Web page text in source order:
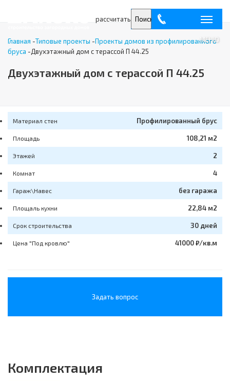
рассчитать
МЕНЮ
Поиск
Главная -Типовые проекты -Проекты домов из профилированного
бруса -Двухэтажный дом с терассой П 44.25
Двухэтажный дом с терассой П 44.25
Материал стен Профилированный брус
Площадь 108,21 м2
Этажей 2
Комнат 4
Гараж\Навес без гаража
Площаль кухни 22,84 м2
Срок строительства 30 дней
Цена "Под кровлю" 41000 ₽/кв.м
Задать вопрос
Комплектация